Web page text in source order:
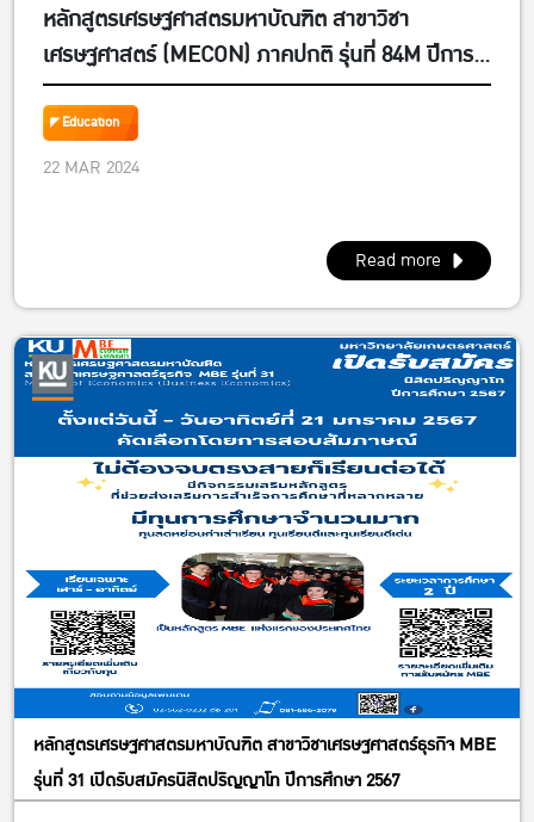
หลักสูตรเศรษฐศาสตรมหาบัณฑิต สาขาวิชา
เศรษฐศาสตร์ (MECON) ภาคปกติ รุ่นที่ 84M ปีการ
ศึกษา 2567
Education
22 MAR 2024
Read more
หลักสูตรเศรษฐศาสตรมหาบัณฑิต สาขาวิชาเศรษฐศาสตร์ธุรกิจ MBE
รุ่นที่ 31 เปิดรับสมัครนิสิตปริญญาโท ปีการศึกษา 2567